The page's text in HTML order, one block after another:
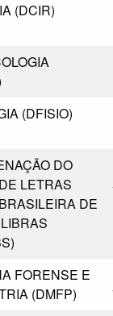
(DCIR)
(DFISIO)
DO
LETRAS
DE
FORENSE E
(DMFP)